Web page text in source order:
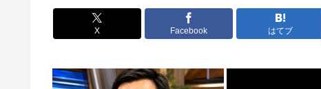
江戸時代から続く「邪馬台国論争」最前線！ 最新研究
【熊本地震】共産党・寺本けんた「災害募金に関するデ
みい山の亜月ねねさん、障がい者差別漫画で2億稼いでい
X Facebook はてブ